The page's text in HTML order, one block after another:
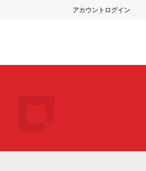
アカウントログイン